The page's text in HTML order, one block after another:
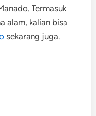
Termasuk
alam, kalian bisa
sekarang juga.